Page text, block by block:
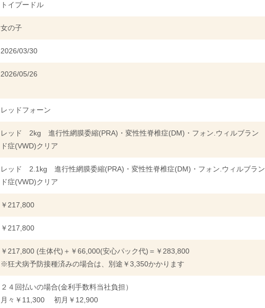
トイプードル
女の子
2026/03/30
2026/05/26
レッドフォーン
レッド 2kg 進行性網膜委縮(PRA)・変性性脊椎症(DM)・フォン.ウィルブラン
ド症(VWD)クリア
レッド 2.1kg 進行性網膜委縮(PRA)・変性性脊椎症(DM)・フォン.ウィルブラン
ド症(VWD)クリア
￥217,800
￥217,800
￥217,800 (生体代)＋￥66,000(安心パック代)＝￥283,800
※狂犬病予防接種済みの場合は、別途￥3,350かかります
２４回払いの場合(金利手数料当社負担）
月々￥11,300 初月￥12,900